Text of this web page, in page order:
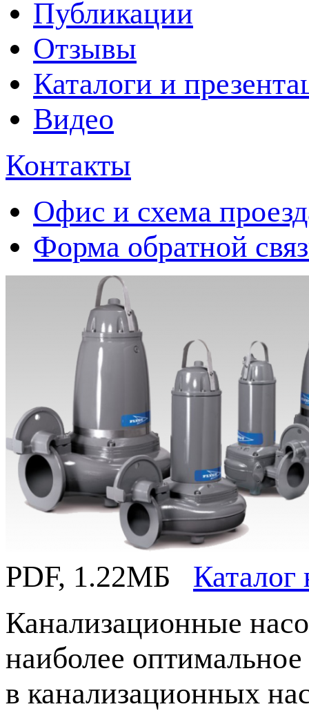
Публикации
Отзывы
Каталоги и
Видео
Контакты
Офис и схема
Форма обратной
PDF, 1.22MБ
Каталог
Канализационные
наиболее
в канализационных